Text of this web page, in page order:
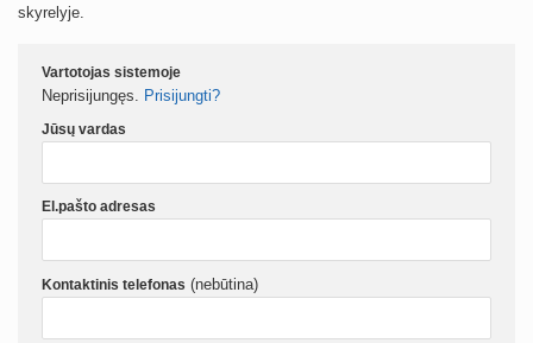
skyrelyje.
Vartotojas sistemoje
Neprisijungęs. Prisijungti?
Jūsų vardas
El.pašto adresas
Kontaktinis telefonas (nebūtina)